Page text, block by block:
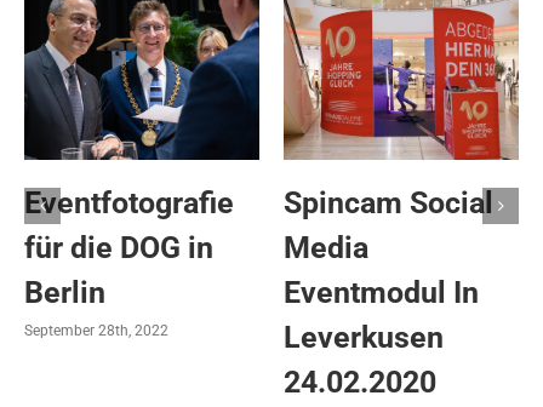
Eventfotografie
für die DOG in
Berlin
September 28th, 2022
Spincam Social
Media
Eventmodul In
Leverkusen
24.02.2020